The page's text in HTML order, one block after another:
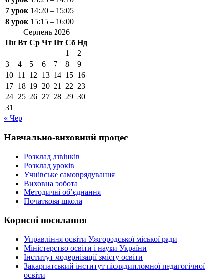
7 урок 14:20 – 15:05
8 урок 15:15 – 16:00
Серпень 2026
Пн Вт Ср Чт Пт Сб Нд
1
2
3
4 5 6 7 8
9
10 11 12 13 14 15 16
17 18 19 20 21 22 23
24 25 26 27 28 29 30
31
« Чер
Навчально-виховний процес
Розклад дзвінків
Розклад уроків
Учнівське самоврядування
Виховна робота
Методичні об’єднання
Початкова школа
Корисні посилання
Управління освіти Ужгородської міської ради
Міністерство освіти і науки України
Інститут модернізації змісту освіти
Закарпатський інститут післядипломної педагогічної
освіти